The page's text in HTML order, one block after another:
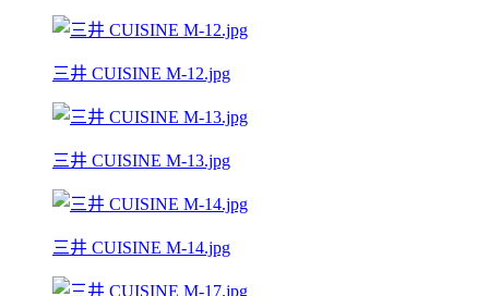
三井 CUISINE M-12.jpg
三井 CUISINE M-13.jpg
三井 CUISINE M-14.jpg